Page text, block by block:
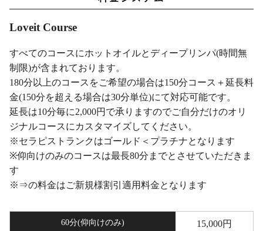
Loveit Course
すべてのコースにホットオイルとディープリンパ(時間無
制限)が含まれております。
180分以上のコースをご希望の場合は150分コース＋延長料
金(150分を超える場合は30分単位)にて対応可能です。
延長は10分毎に2,000円で承りますのでご自分だけのオリ
ジナルコースにカスタマイズしてください。
※セラピストランクはゴールド＜プラチナとなります
※仰向けのみのコースは最長80分までとさせていただきま
す
※⇒の料金はご新規様割引適用料金となります
60分(仰向けのみ) 15,000円